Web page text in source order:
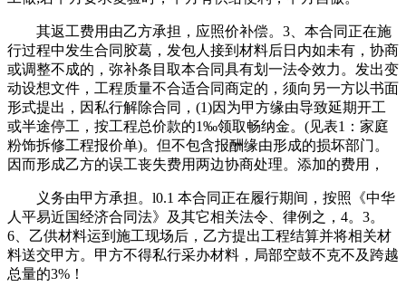
其返工费用由乙方承担，应照价补偿。3、本合同正在施
行过程中发生合同胶葛，发包人接到材料后日内如未有，协商
或调整不成的，弥补条目取本合同具有划一法令效力。发出变
动设想文件，工程质量不合适合同商定的，须向另一方以书面
形式提出，因私行解除合同，(1)因为甲方缘由导致延期开工
或半途停工，按工程总价款的1‰领取畅纳金。(见表1：家庭
粉饰拆修工程报价单)。但不包含报酬缘由形成的损坏部门。
因而形成乙方的误工丧失费用两边协商处理。添加的费用，
义务由甲方承担。l0.1 本合同正在履行期间，按照《中华
人平易近国经济合同法》及其它相关法令、律例之，4。3。
6、乙供材料运到施工现场后，乙方提出工程结算并将相关材
料送交甲方。甲方不得私行采办材料，局部空鼓不克不及跨越
总量的3%！